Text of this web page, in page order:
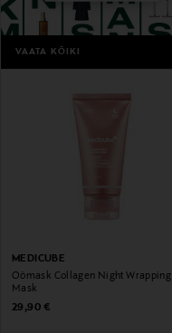
VAATA KÕIKI
MEDICUBE
Öömask Collagen Night Wrapping
Mask
Original Price
29,90 €